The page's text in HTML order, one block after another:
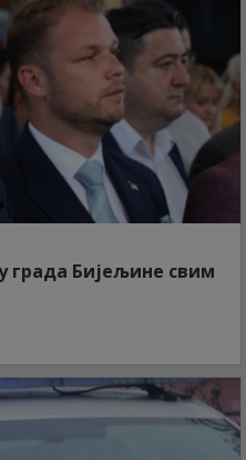
града Бијељине свим